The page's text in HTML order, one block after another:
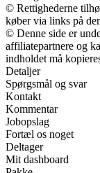
© Rettighederne
køber via links på
© Denne side er
affiliatepartnere og
indholdet må
Detaljer
Spørgsmål og svar
Kontakt
Kommentar
Jobopslag
Fortæl os noget
Deltager
Mit dashboard